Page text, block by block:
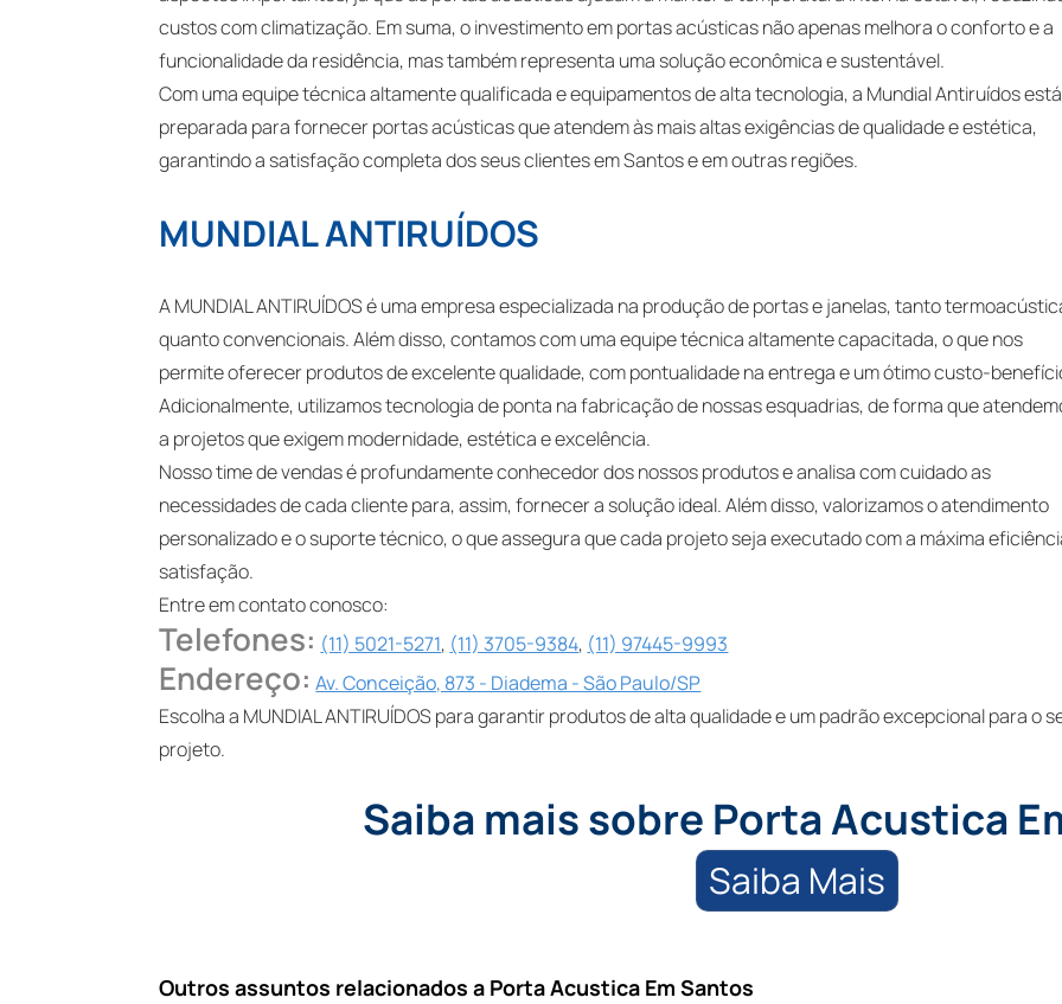
custos com climatização. Em suma, o investimento em portas acústicas não apenas melhora o conforto e a
funcionalidade da residência, mas também representa uma solução econômica e sustentável.
Com uma equipe técnica altamente qualificada e equipamentos de alta tecnologia, a Mundial Antiruídos está
preparada para fornecer portas acústicas que atendem às mais altas exigências de qualidade e estética,
garantindo a satisfação completa dos seus clientes em Santos e em outras regiões.
MUNDIAL ANTIRUÍDOS
A MUNDIAL ANTIRUÍDOS é uma empresa especializada na produção de portas e janelas, tanto
quanto convencionais. Além disso, contamos com uma equipe técnica altamente capacitada, o que nos
permite oferecer produtos de excelente qualidade, com pontualidade na entrega e um ótimo custo-
Adicionalmente, utilizamos tecnologia de ponta na fabricação de nossas esquadrias, de forma que
a projetos que exigem modernidade, estética e excelência.
Nosso time de vendas é profundamente conhecedor dos nossos produtos e analisa com cuidado as
necessidades de cada cliente para, assim, fornecer a solução ideal. Além disso, valorizamos o atendimento
personalizado e o suporte técnico, o que assegura que cada projeto seja executado com a máxima
satisfação.
Entre em contato conosco:
Telefones: (11) 5021-5271, (11) 3705-9384, (11) 97445-9993
Endereço: Av. Conceição, 873 - Diadema - São Paulo/SP
Escolha a MUNDIAL ANTIRUÍDOS para garantir produtos de alta qualidade e um padrão excepcional para o
projeto.
Saiba mais sobre Porta Acustica
Saiba Mais
Outros assuntos relacionados a Porta Acustica Em Santos